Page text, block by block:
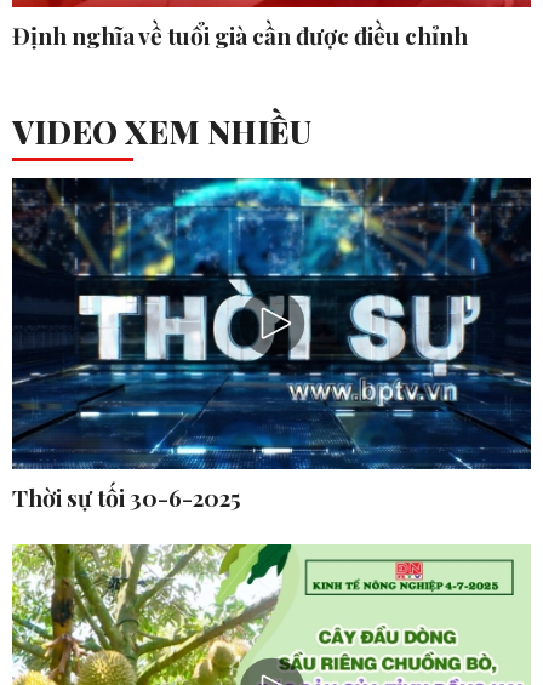
Định nghĩa về tuổi già cần được điều chỉnh
VIDEO XEM NHIỀU
Thời sự tối 30-6-2025